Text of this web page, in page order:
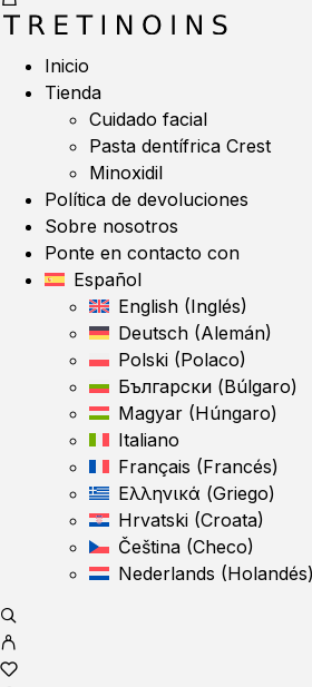
Inicio
Tienda
Cuidado facial
Pasta dentífrica Crest
Minoxidil
Política de devoluciones
Sobre nosotros
Ponte en contacto con
Español
English (Inglés)
Deutsch (Alemán)
Polski (Polaco)
Български (Búlgaro)
Magyar (Húngaro)
Italiano
Français (Francés)
Ελληνικά (Griego)
Hrvatski (Croata)
Čeština (Checo)
Nederlands (Holandés)